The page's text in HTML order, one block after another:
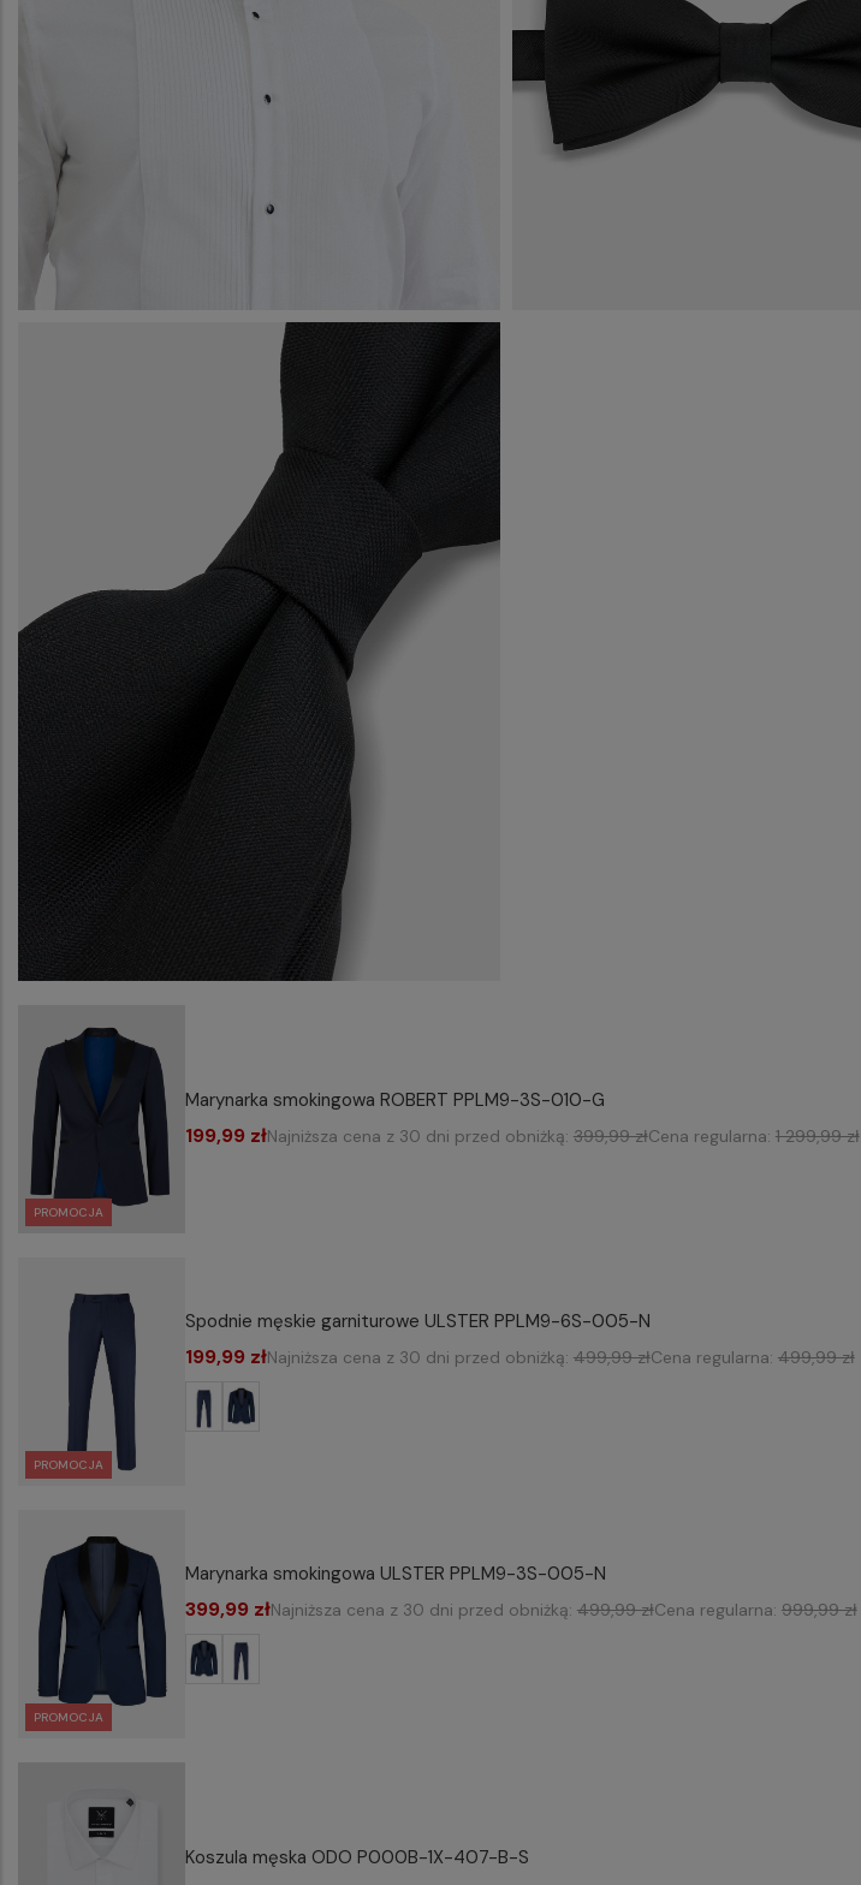
PROMOCJA
Marynarka smokingowa ROBERT PPLM9-3S-010-G
199,99 złNajniższa cena z 30 dni przed obniżką: 399,99 złCena regularna: 1 299,99 zł
PROMOCJA
Spodnie męskie garniturowe ULSTER PPLM9-6S-005-N
199,99 złNajniższa cena z 30 dni przed obniżką: 499,99 złCena regularna: 499,99 zł
PROMOCJA
Marynarka smokingowa ULSTER PPLM9-3S-005-N
399,99 złNajniższa cena z 30 dni przed obniżką: 499,99 złCena regularna: 999,99 zł
Koszula męska ODO P000B-1X-407-B-S